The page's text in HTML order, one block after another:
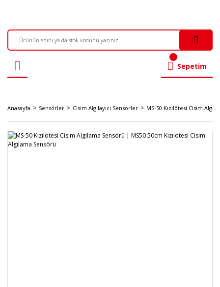
Sepetim
Anasayfa Sensörler Cisim Algılayıcı Sensörler MS-50 Kızılötesi Cisim